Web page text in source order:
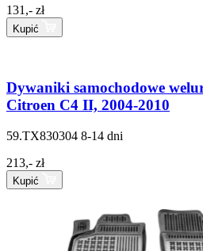
131,- zł
Kupić
Dywaniki samochodowe
Citroen C4 II, 2004-2010
59.TX830304 8-14 dni
213,- zł
Kupić